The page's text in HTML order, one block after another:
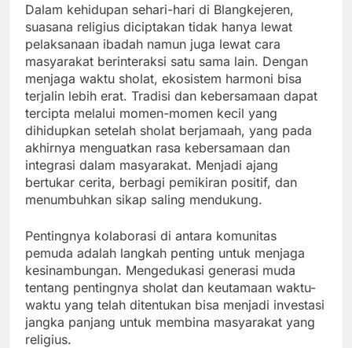
Dalam kehidupan sehari-hari di Blangkejeren,
suasana religius diciptakan tidak hanya lewat
pelaksanaan ibadah namun juga lewat cara
masyarakat berinteraksi satu sama lain. Dengan
menjaga waktu sholat, ekosistem harmoni bisa
terjalin lebih erat. Tradisi dan kebersamaan dapat
tercipta melalui momen-momen kecil yang
dihidupkan setelah sholat berjamaah, yang pada
akhirnya menguatkan rasa kebersamaan dan
integrasi dalam masyarakat. Menjadi ajang
bertukar cerita, berbagi pemikiran positif, dan
menumbuhkan sikap saling mendukung.
Pentingnya kolaborasi di antara komunitas
pemuda adalah langkah penting untuk menjaga
kesinambungan. Mengedukasi generasi muda
tentang pentingnya sholat dan keutamaan waktu-
waktu yang telah ditentukan bisa menjadi investasi
jangka panjang untuk membina masyarakat yang
religius.